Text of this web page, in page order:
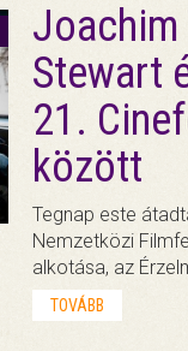
Joachim
Stewart
21.
között
Tegnap este
Nemzetközi
alkotása, az
TOVÁBB